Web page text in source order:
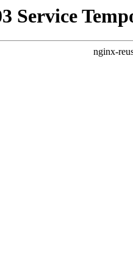
Service
nginx-